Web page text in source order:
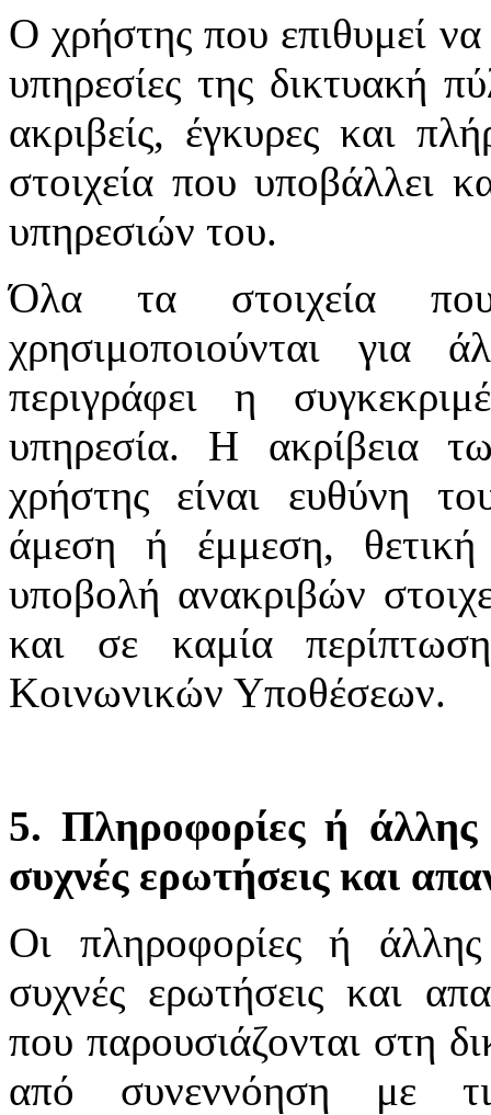
Ο χρήστης που επιθυμεί να
υπηρεσίες της δικτυακή
ακριβείς, έγκυρες και
στοιχεία που υποβάλλει
υπηρεσιών του.
Όλα τα στοιχεία
χρησιμοποιούνται
περιγράφει η
υπηρεσία. Η ακρίβεια
χρήστης είναι ευθύνη
άμεση ή έμμεση,
υποβολή ανακριβών
και σε καμία
Κοινωνικών Υποθέσεων.
5. Πληροφορίες ή άλλης
συχνές ερωτήσεις και
Οι πληροφορίες ή άλλης
συχνές ερωτήσεις και
που παρουσιάζονται στη
από συνεννόηση με